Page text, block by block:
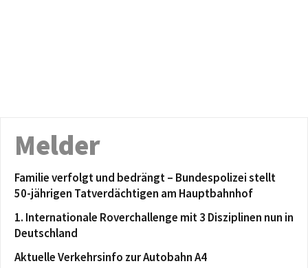
Melder
Familie verfolgt und bedrängt – Bundespolizei stellt
50-jährigen Tatverdächtigen am Hauptbahnhof
1. Internationale Roverchallenge mit 3 Disziplinen nun in
Deutschland
Aktuelle Verkehrsinfo zur Autobahn A4